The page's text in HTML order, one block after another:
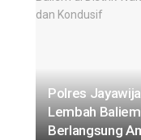
Polres
Lembah
Berlangsung